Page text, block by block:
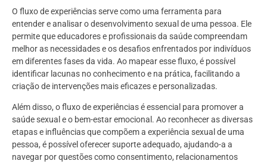
O fluxo de experiências serve como uma ferramenta para
entender e analisar o desenvolvimento sexual de uma pessoa. Ele
permite que educadores e profissionais da saúde compreendam
melhor as necessidades e os desafios enfrentados por indivíduos
em diferentes fases da vida. Ao mapear esse fluxo, é possível
identificar lacunas no conhecimento e na prática, facilitando a
criação de intervenções mais eficazes e personalizadas.
Além disso, o fluxo de experiências é essencial para promover a
saúde sexual e o bem-estar emocional. Ao reconhecer as diversas
etapas e influências que compõem a experiência sexual de uma
pessoa, é possível oferecer suporte adequado, ajudando-a a
navegar por questões como consentimento, relacionamentos